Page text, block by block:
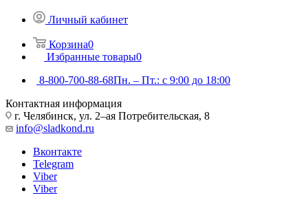
Личный кабинет
Корзина0
Избранные товары0
8-800-700-88-68Пн. – Пт.: с 9:00 до 18:00
Контактная информация
г. Челябинск, ул. 2–ая Потребительская, 8
info@sladkond.ru
Вконтакте
Telegram
Viber
Viber